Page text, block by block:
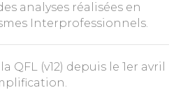
analyses réalisées en
Interprofessionnels.
QFL (v12) depuis le 1er avril